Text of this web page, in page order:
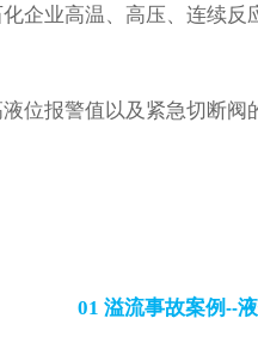
企业高温、高压、连续
位报警值以及紧急切断阀
01 溢流事故案例--